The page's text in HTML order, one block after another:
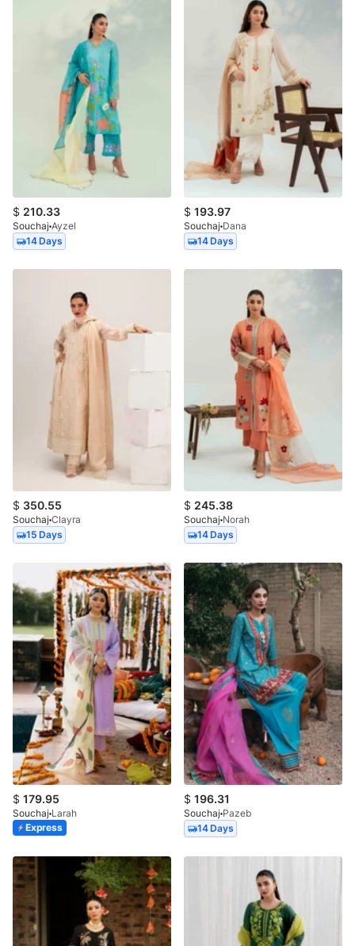
$ 210.33
Souchaj Ayzel
14 Days
$ 193.97
Souchaj Dana
14 Days
$ 350.55
Souchaj Clayra
15 Days
$ 245.38
Souchaj Norah
14 Days
$ 179.95
Souchaj Larah
Express
$ 196.31
Souchaj Pazeb
14 Days